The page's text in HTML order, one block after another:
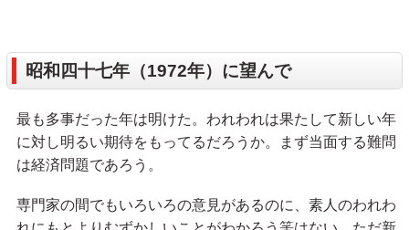
昭和四十七年（1972年）に望んで
最も多事だった年は明けた。われわれは果たして新しい年
に対し明るい期待をもってるだろうか。まず当面する難問
は経済問題であろう。
専門家の間でもいろいろの意見があるのに、素人のわれわ